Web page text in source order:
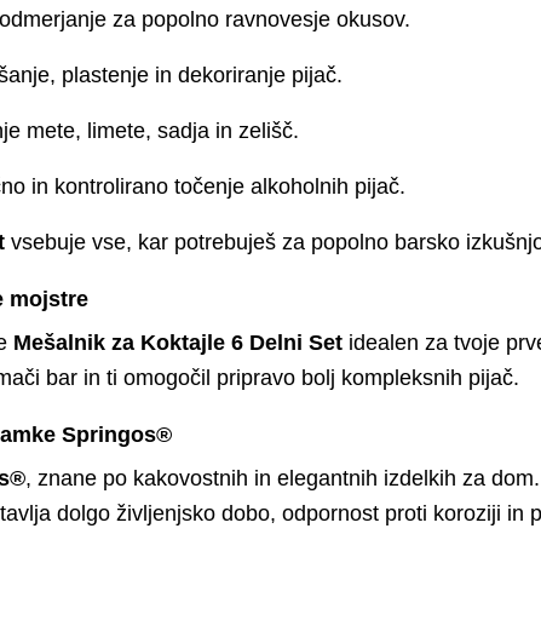
za popolno ravnovesje okusov.
plastenje in dekoriranje pijač.
mete, limete, sadja in zelišč.
in kontrolirano točenje alkoholnih pijač.
vsebuje vse, kar potrebuješ za popolno barsko
mojstre
Mešalnik za Koktajle 6 Delni Set idealen za tvoje
bar in ti omogočil pripravo bolj kompleksnih pijač.
Springos®
, znane po kakovostnih in elegantnih izdelkih za
dolgo življenjsko dobo, odpornost proti koroziji in